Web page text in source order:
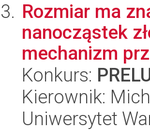
Rozmiar ma
nanocząstek
mechanizm
Konkurs:
Kierownik:
Uniwersytet